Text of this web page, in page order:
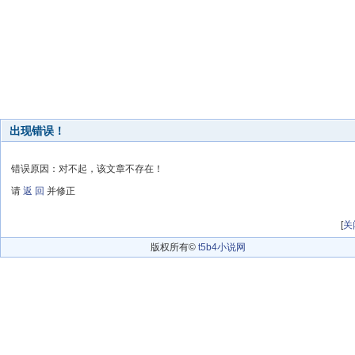
出现错误！
错误原因：对不起，该文章不存在！
请 返 回 并修正
[关
版权所有© t5b4小说网